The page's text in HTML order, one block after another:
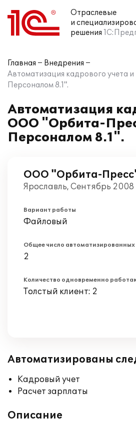
Отраслевые
и
решения
Главная
Внедрения
Автоматизация кадрового учета
Персоналом 8.1".
Автоматизация
ООО "Орбита-
Персоналом 8.1".
ООО "Орбита-
Ярославль, Сентябрь 2008
Вариант работы
Файловый
Общее число автоматизированных
2
Количество одновременно
Толстый клиент: 2
Автоматизированы
Кадровый учет
Расчет зарплаты
Описание